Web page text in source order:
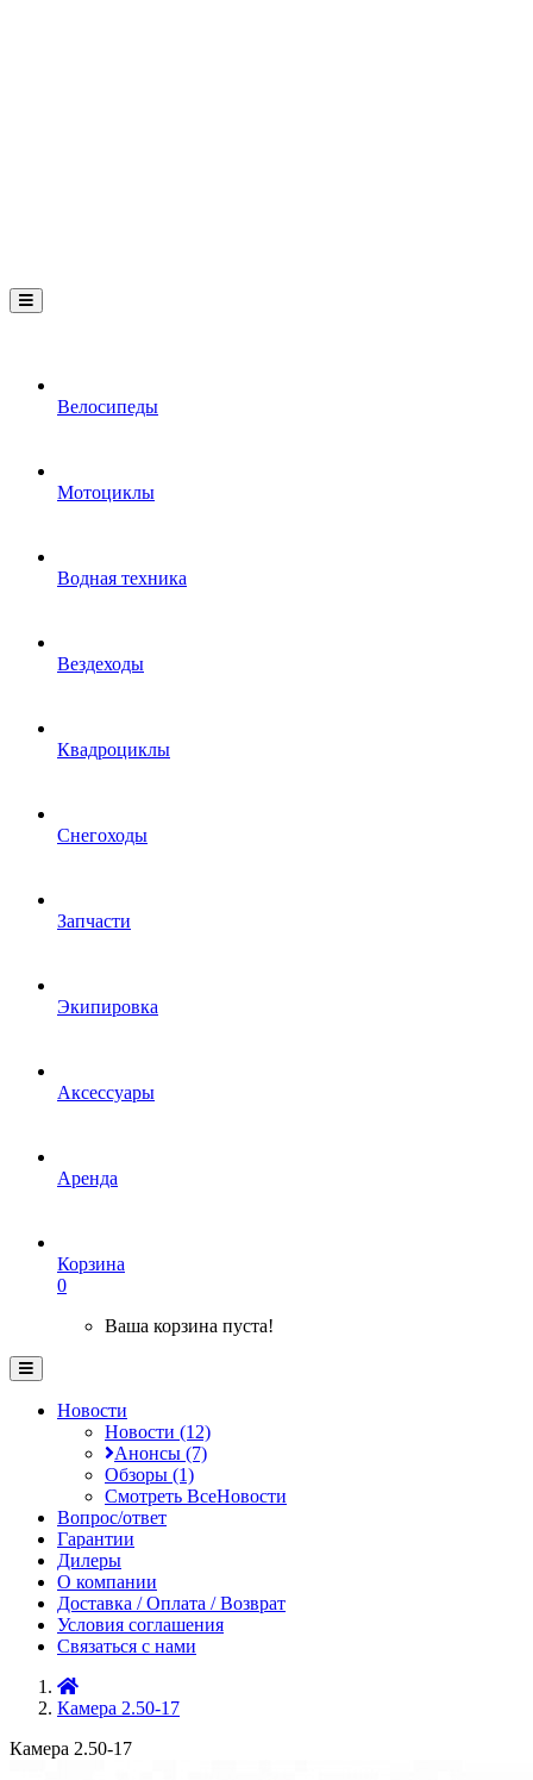
Велосипеды
Мотоциклы
Водная техника
Вездеходы
Квадроциклы
Снегоходы
Запчасти
Экипировка
Аксессуары
Аренда
Корзина
0
Ваша корзина пуста!
Новости
Новости (12)
Анонсы (7)
Обзоры (1)
Смотреть ВсеНовости
Вопрос/ответ
Гарантии
Дилеры
О компании
Доставка / Оплата / Возврат
Условия соглашения
Связаться с нами
Камера 2.50-17
Камера 2.50-17